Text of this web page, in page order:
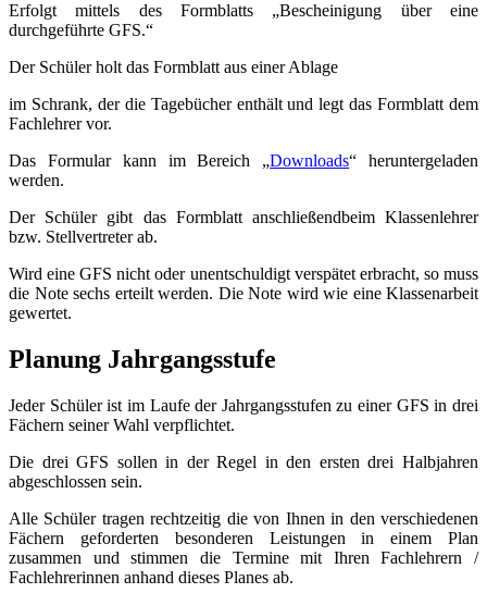
Erfolgt mittels des Formblatts „Bescheinigung über eine
durchgeführte GFS.“
Der Schüler holt das Formblatt aus einer Ablage
im Schrank, der die Tagebücher enthält und legt das Formblatt dem
Fachlehrer vor.
Das Formular kann im Bereich „Downloads“ heruntergeladen
werden.
Der Schüler gibt das Formblatt anschließendbeim Klassenlehrer
bzw. Stellvertreter ab.
Wird eine GFS nicht oder unentschuldigt verspätet erbracht, so muss
die Note sechs erteilt werden. Die Note wird wie eine Klassenarbeit
gewertet.
Planung Jahrgangsstufe
Jeder Schüler ist im Laufe der Jahrgangsstufen zu einer GFS in drei
Fächern seiner Wahl verpflichtet.
Die drei GFS sollen in der Regel in den ersten drei Halbjahren
abgeschlossen sein.
Alle Schüler tragen rechtzeitig die von Ihnen in den verschiedenen
Fächern geforderten besonderen Leistungen in einem Plan
zusammen und stimmen die Termine mit Ihren Fachlehrern /
Fachlehrerinnen anhand dieses Planes ab.